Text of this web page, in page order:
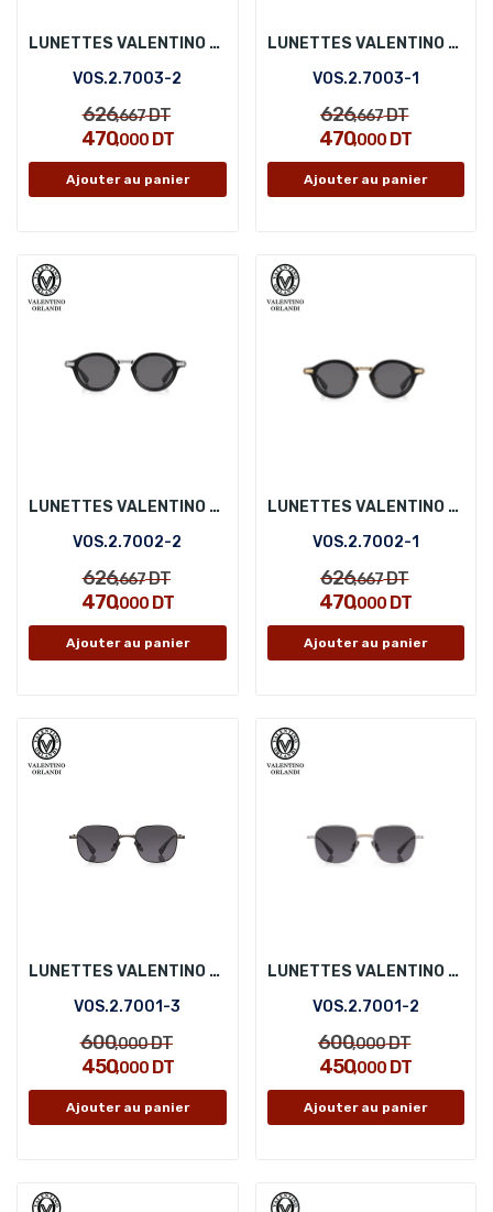
LUNETTES VALENTINO ORLANDI VOS.2.7003-2
VOS.2.7003-2
626,667DT
470,000DT
Ajouter au panier
LUNETTES VALENTINO ORLANDI VOS.2.7003-1
VOS.2.7003-1
626,667DT
470,000 DT
Ajouter au panier
LUNETTES VALENTINO ORLANDI VOS.2.7002-2
VOS.2.7002-2
626,667DT
470,000DT
Ajouter au panier
LUNETTES VALENTINO ORLANDI VOS.2.7002-1
VOS.2.7002-1
626,667DT
470,000 DT
Ajouter au panier
LUNETTES VALENTINO ORLANDI VOS.2.7001-3
VOS.2.7001-3
600,000DT
450,000DT
Ajouter au panier
LUNETTES VALENTINO ORLANDI VOS.2.7001-2
VOS.2.7001-2
600,000DT
450,000 DT
Ajouter au panier